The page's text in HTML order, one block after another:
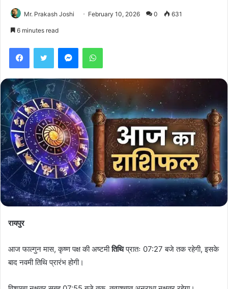
Mr. Prakash Joshi February 10, 2026 0 631
6 minutes read
FacebookTwitter MessengerWhatsApp
रायपुर
आज फाल्गुन मास, कृष्ण पक्ष की अष्टमीतिथिप्रातः 07:27 बजे तक रहेगी, इसके
बाद नवमी तिथि प्रारंभ होगी।